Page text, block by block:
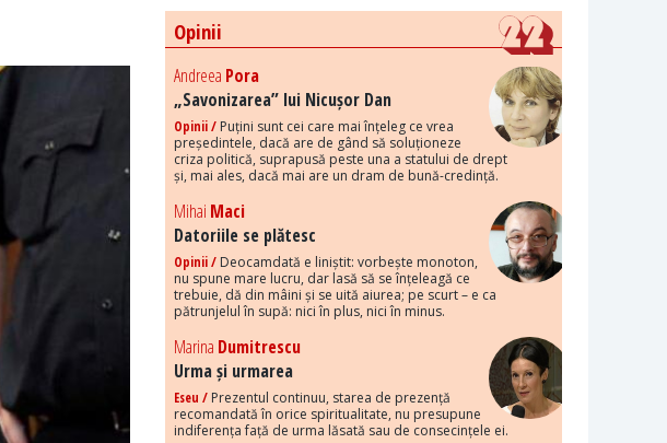
Opinii
Andreea Pora
„Savonizarea” lui Nicușor Dan
Opinii / Puțini sunt cei care mai înțeleg ce vrea
președintele, dacă are de gând să soluționeze
criza politică, suprapusă peste una a statului de drept
și, mai ales, dacă mai are un dram de bună-credință.
Mihai Maci
Datoriile se plătesc
Opinii / Deocamdată e liniștit: vorbește monoton,
nu spune mare lucru, dar lasă să se înțeleagă ce
trebuie, dă din mâini și se uită aiurea; pe scurt – e ca
pătrunjelul în supă: nici în plus, nici în minus.
Marina Dumitrescu
Urma și urmarea
Eseu / Prezentul continuu, starea de prezență
recomandată în orice spiritualitate, nu presupune
indiferența față de urma lăsată sau de consecințele ei.